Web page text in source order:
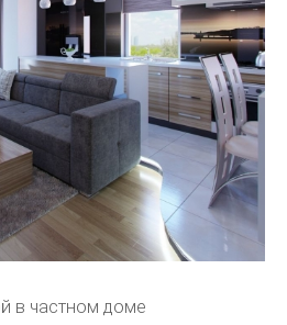
в частном доме